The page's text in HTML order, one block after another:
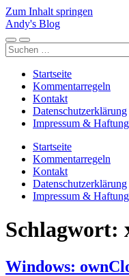
Zum Inhalt springen
Andy's Blog
Mobile-
Menü
Suchfeld
ein-/ausblenden
Suchen
nach:
Startseite
Kommentarregeln
Kontakt
Datenschutzerklärung
Impressum &
Startseite
Kommentarregeln
Kontakt
Datenschutzerklärung
Impressum &
Schlagwort:
Windows: